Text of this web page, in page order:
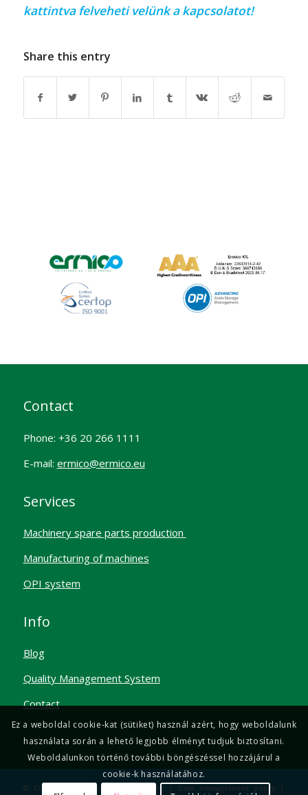
kattintvafelveheti velünk a kapcsolatot!
Share this entry
Contact
Phone: +36 20 266 1111
E-mail: ermico@ermico.eu
Services
Machinery spare parts production
Manufacturing of machines
OPI system
Info
Blog
Quality Management System
Contact
© Copyright - Ermico | Impressum|Data management policy |
Ez a weboldal cookie-kat (sütiket) használ azért, hogy weboldalunk
használata során a lehető legjobb élményt tudjuk biztosítani.
Weboldalunkon történő további böngészéssel hozzájárul a
cookie-k használatához.